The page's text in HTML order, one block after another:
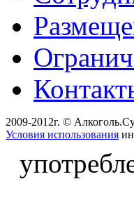
2009-2012г. ©
Условия использования